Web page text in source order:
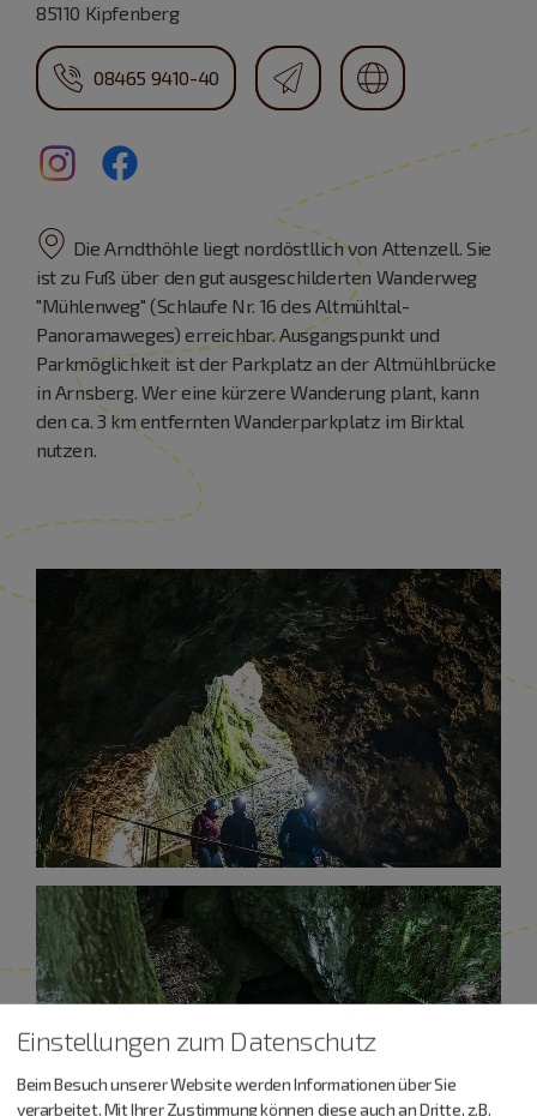
85110 Kipfenberg
08465 9410-40
Die Arndthöhle liegt nordöstllich von Attenzell. Sie
ist zu Fuß über den gut ausgeschilderten Wanderweg
"Mühlenweg" (Schlaufe Nr. 16 des Altmühltal-
Panoramaweges) erreichbar. Ausgangspunkt und
Parkmöglichkeit ist der Parkplatz an der Altmühlbrücke
in Arnsberg. Wer eine kürzere Wanderung plant, kann
den ca. 3 km entfernten Wanderparkplatz im Birktal
nutzen.
Einstellungen zum Datenschutz
Beim Besuch unserer Website werden Informationen über Sie
verarbeitet. Mit Ihrer Zustimmung können diese auch an Dritte, z.B.